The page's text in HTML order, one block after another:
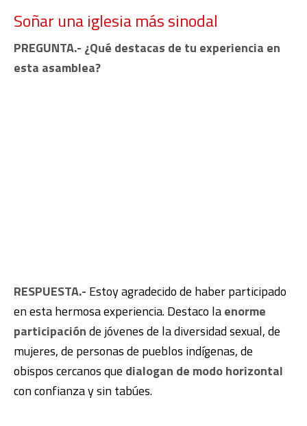
Soñar una iglesia más sinodal
PREGUNTA.- ¿Qué destacas de tu experiencia en
esta asamblea?
RESPUESTA.- Estoy agradecido de haber participado
en esta hermosa experiencia. Destaco laenorme
participaciónde jóvenes de la diversidad sexual, de
mujeres, de personas de pueblos indígenas, de
obispos cercanos que dialogan de modo horizontal
con confianza y sin tabúes.